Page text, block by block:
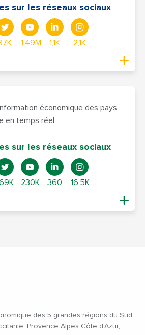
sur les réseaux sociaux
1,49M 1,1K 2,1K
économique des pays
en temps réel
sur les réseaux sociaux
230K 360 16,5K
des 5 grandes régions du Sud:
Provence Alpes Côte d'Azur,